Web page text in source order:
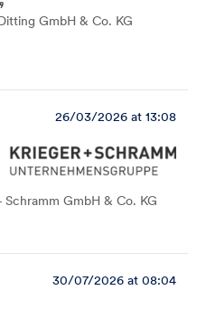
GmbH & Co. KG
26/03/2026 at 13:08
Schramm GmbH & Co. KG
30/07/2026 at 08:04